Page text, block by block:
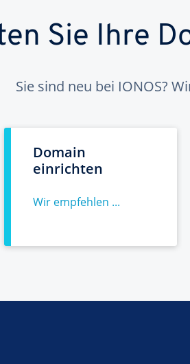
Sie Ihre
Sie sind neu bei IONOS?
Domain
einrichten
Wir empfehlen ...